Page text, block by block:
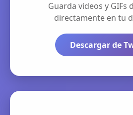
Guarda videos y GIFs
directamente en tu
Descargar de